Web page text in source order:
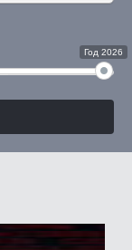
Год 2026